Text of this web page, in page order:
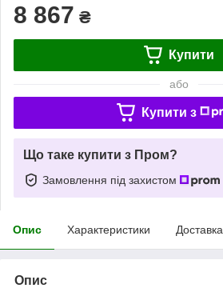
8 867 ₴
Купити
або
Купити з
Що таке купити з Пром?
Замовлення під захистом
Опис Характеристики Доставка
Опис